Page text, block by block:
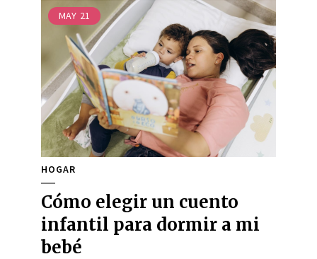
MAY 21
HOGAR
Cómo elegir un cuento
infantil para dormir a mi
bebé